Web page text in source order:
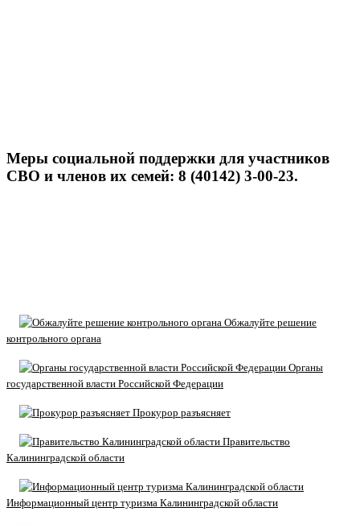
Меры социальной поддержки для участников
СВО и членов их семей: 8 (40142) 3-00-23.
Обжалуйте решение
контрольного органа
Органы
государственной власти Российской Федерации
Прокурор разъясняет
Правительство
Калининградской области
Информационный центр туризма Калининградской области